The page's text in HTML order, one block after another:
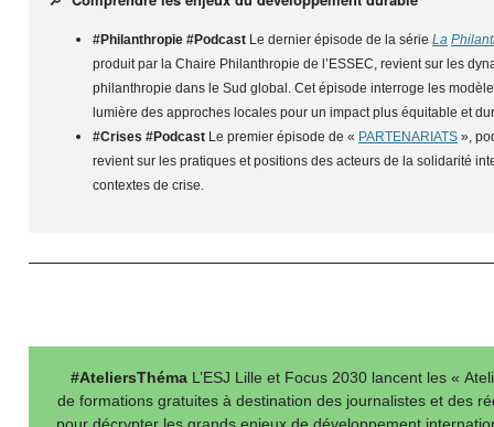
#Philanthropie #Podcast Le dernier épisode de la série La
produit par la Chaire Philanthropie de l’ESSEC, revient sur les
philanthropie dans le Sud global. Cet épisode interroge les
lumière des approches locales pour un impact plus équitable et
#Crises #Podcast Le premier épisode de « PARTENARIATS »,
revient sur les pratiques et positions des acteurs de la solidarité
contextes de crise.
#AteliersThéma L’ESJ Lille et Focus 2030 lancent les «
de formations gratuites à destination des journalistes et des